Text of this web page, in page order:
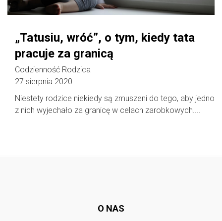
„Tatusiu, wróć”, o tym, kiedy tata
pracuje za granicą
Codzienność Rodzica
27 sierpnia 2020
Niestety rodzice niekiedy są zmuszeni do tego, aby jedno
z nich wyjechało za granicę w celach zarobkowych....
O NAS